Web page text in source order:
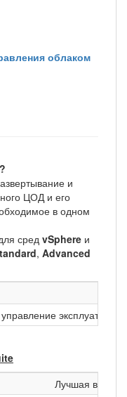
облаком
?
и
ЦОД и его
в одном
сред vSphere и
, Advanced
Лучшая в мире